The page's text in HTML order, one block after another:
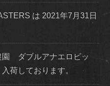
は 2021年7月31日
ダブルアナエロビッ
荷しております。